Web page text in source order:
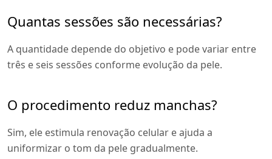
Quantas sessões são necessárias?
A quantidade depende do objetivo e pode variar entre
três e seis sessões conforme evolução da pele.
O procedimento reduz manchas?
Sim, ele estimula renovação celular e ajuda a
uniformizar o tom da pele gradualmente.